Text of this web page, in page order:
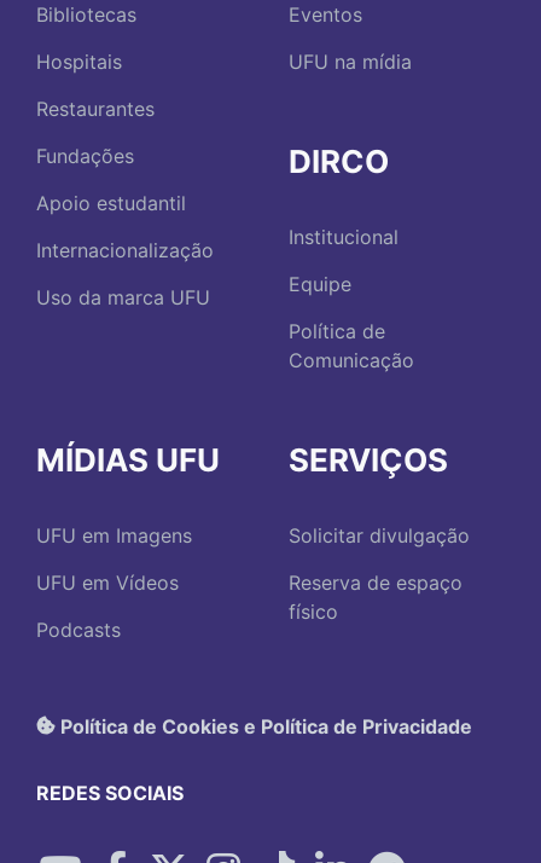
Bibliotecas
Hospitais
Restaurantes
Fundações
Apoio estudantil
Internacionalização
Uso da marca UFU
Eventos
UFU na mídia
DIRCO
Institucional
Equipe
Política de
Comunicação
MÍDIAS UFU
UFU em Imagens
UFU em Vídeos
Podcasts
SERVIÇOS
Solicitar divulgação
Reserva de espaço
físico
Política de Cookies e Política de Privacidade
REDES SOCIAIS